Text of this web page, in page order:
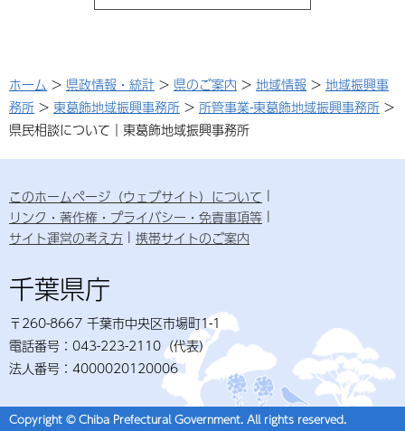
ホーム > 県政情報・統計 > 県のご案内 > 地域情報 > 地域振興事
務所 > 東葛飾地域振興事務所 > 所管事業-東葛飾地域振興事務所 >
県民相談について｜東葛飾地域振興事務所
このホームページ（ウェブサイト）について
リンク・著作権・プライバシー・免責事項等
サイト運営の考え方
携帯サイトのご案内
千葉県庁
〒260-8667 千葉市中央区市場町1-1
電話番号：043-223-2110（代表）
法人番号：4000020120006
Copyright © Chiba Prefectural Government. All rights reserved.